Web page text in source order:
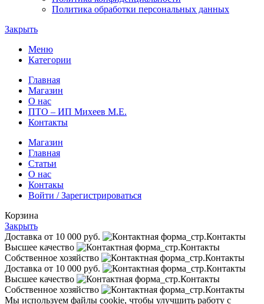
Политика обработки персональных данных
Закрыть
Меню
Категории
Главная
Магазин
О нас
ПТО – ИП Михеев М.Е.
Контакты
Магазин
Главная
Статьи
О нас
Контакы
Войти / Зарегистрироваться
Корзина
Закрыть
Доставка от 10 000 руб.
Высшее качество
Собственное хозяйство
Доставка от 10 000 руб.
Высшее качество
Собственное хозяйство
Мы используем файлы cookie, чтобы улучшить работу с